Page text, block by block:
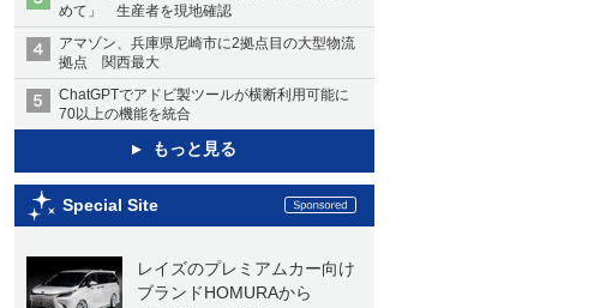
めて」 生産者を現地確認
アマゾン、兵庫県尼崎市に2拠点目の大型物流
拠点 関西最大
ChatGPTでアドビ製ツールが横断利用可能に
70以上の機能を統合
もっと見る
Special Site
レイズのプレミアムカー向け
ブランドHOMURAから